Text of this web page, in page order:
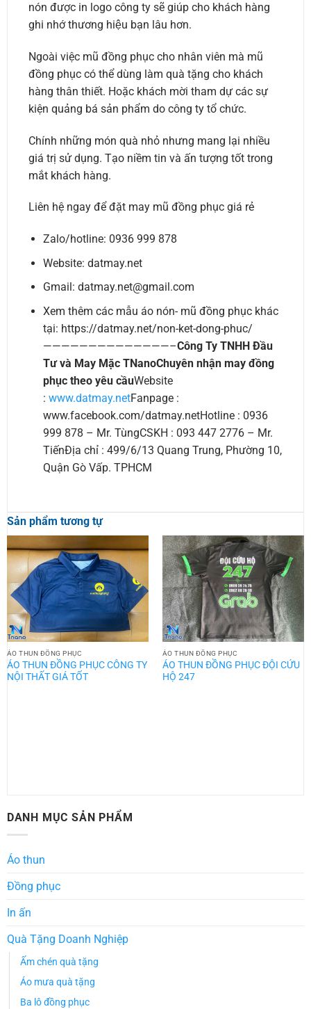
nón được in logo công ty sẽ giúp cho khách hàng
ghi nhớ thương hiệu bạn lâu hơn.
Ngoài việc mũ đồng phục cho nhân viên mà mũ
đồng phục có thể dùng làm quà tặng cho khách
hàng thân thiết. Hoặc khách mời tham dự các sự
kiện quảng bá sản phẩm do công ty tổ chức.
Chính những món quà nhỏ nhưng mang lại nhiều
giá trị sử dụng. Tạo niềm tin và ấn tượng tốt trong
mắt khách hàng.
Liên hệ ngay để đặt may mũ đồng phục giá rẻ
Zalo/hotline: 0936 999 878
Website: datmay.net
Gmail: datmay.net@gmail.com
Xem thêm các mẫu áo nón- mũ đồng phục khác
tại: https://datmay.net/non-ket-dong-phuc/
——————————————–Công Ty TNHH Đầu
Tư và May Mặc TNanoChuyên nhận may đồng
phục theo yêu cầuWebsite
: www.datmay.netFanpage :
www.facebook.com/datmay.netHotline : 0936
999 878 – Mr. TùngCSKH : 093 447 2776 – Mr.
TiếnĐịa chỉ : 499/6/13 Quang Trung, Phường 10,
Quận Gò Vấp. TPHCM
Sản phẩm tương tự
ÁO THUN ĐỒNG PHỤC
ÁO THUN ĐỒNG PHỤC CÔNG TY
NỘI THẤT GIÁ TỐT
ÁO THUN ĐỒNG PHỤC
ÁO THUN ĐỒNG PHỤC ĐỘI CỨU
HỘ 247
DANH MỤC SẢN PHẨM
Áo thun
Đồng phục
In ấn
Quà Tặng Doanh Nghiệp
Ấm chén quà tặng
Áo mưa quà tặng
Ba lô đồng phục